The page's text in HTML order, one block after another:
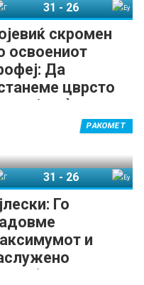
скромен
освоениот
Да
цврсто
земја, нè чека
работа
31 - 26
Го
и
на
РАКОМЕТ
31-26